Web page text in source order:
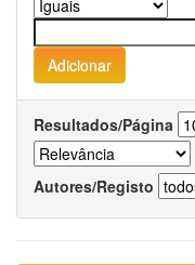
Resultados/Página
Autores/Registo